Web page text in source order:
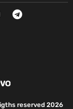
Breaches
T
e
reserved 2026